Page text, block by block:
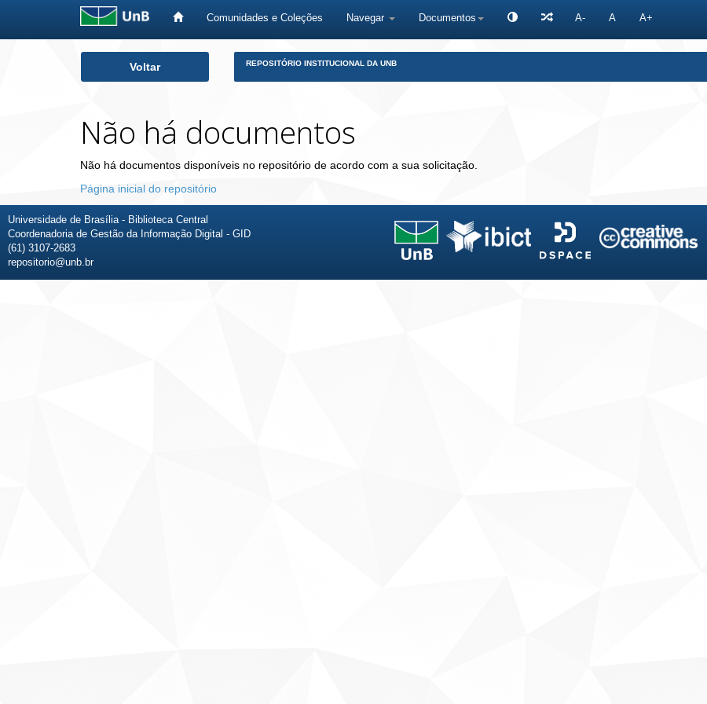
Comunidades e Coleções Navegar Documentos A- A A+
Voltar REPOSITÓRIO INSTITUCIONAL DA UNB
Não há documentos
Não há documentos disponíveis no repositório de acordo com a sua solicitação.
Página inicial do repositório
Universidade de Brasília - Biblioteca Central
Coordenadoria de Gestão da Informação Digital - GID
(61) 3107-2683
repositorio@unb.br